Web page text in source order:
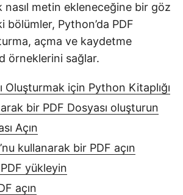
nasıl metin ekleneceğine bir göz
bölümler, Python’da PDF
açma ve kaydetme
örneklerini sağlar.
Oluşturmak için Python Kitaplığı
bir PDF Dosyası oluşturun
Açın
kullanarak bir PDF açın
yükleyin
açın